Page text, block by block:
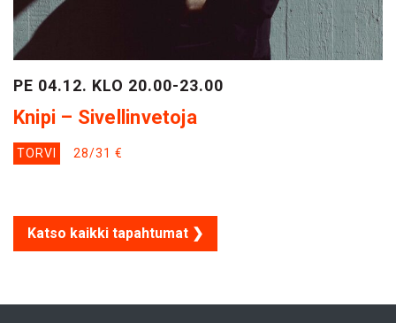
PE 04.12. KLO 20.00-23.00
Knipi – Sivellinvetoja
TORVI 28/31 €
Katso kaikki tapahtumat ❯